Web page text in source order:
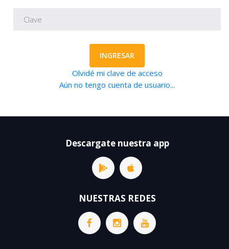
INGRESAR
Olvidé mi clave de acceso
Aún no tengo cuenta de usuario...
Descargate nuestra app
NUESTRAS REDES